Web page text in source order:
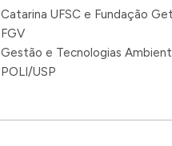
Catarina UFSC e Fundação
FGV
Gestão e Tecnologias
POLI/USP